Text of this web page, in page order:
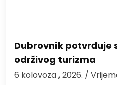
Dubrovnik
održivog turizma
6 kolovoza , 2026. /